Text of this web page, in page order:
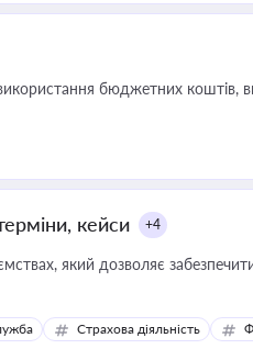
бюджетних коштів,
кейси +4
який дозволяє
Страхова діяльність